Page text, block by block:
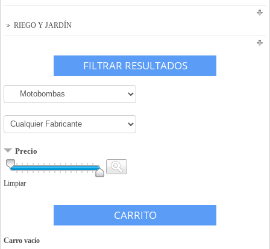
RIEGO Y JARDÍN
FILTRAR RESULTADOS
Precio
Limpiar
CARRITO
Carro vacío